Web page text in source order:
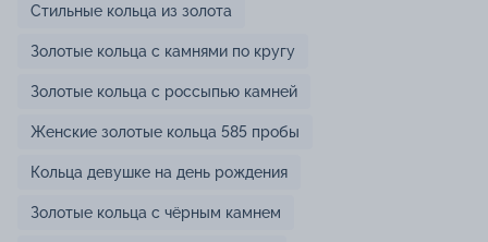
Стильные кольца из золота
Золотые кольца с камнями по кругу
Золотые кольца с россыпью камней
Женские золотые кольца 585 пробы
Кольца девушке на день рождения
Золотые кольца с чёрным камнем